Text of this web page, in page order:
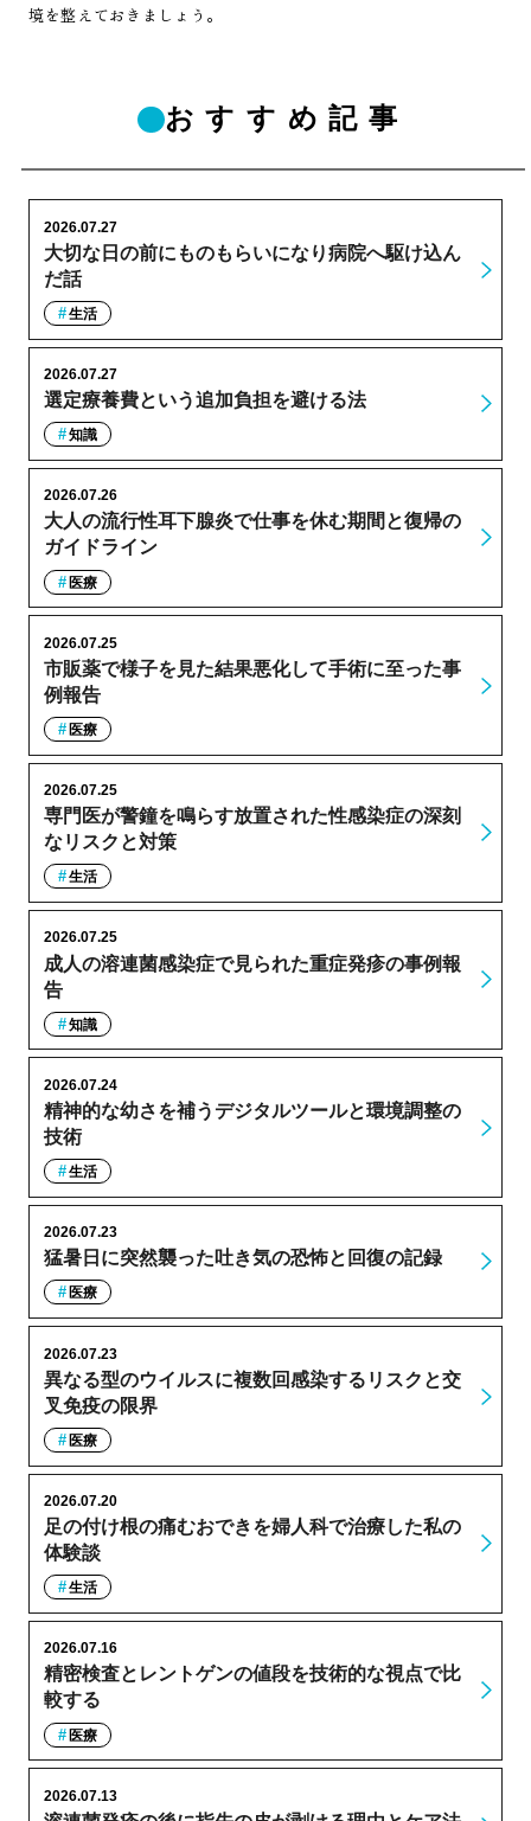
境を整えておきましょう。
おすすめ記事
大切な日の前にものもらいになり病院へ駆け込ん
だ話
2026.07.27
生活
選定療養費という追加負担を避ける法
2026.07.27
知識
大人の流行性耳下腺炎で仕事を休む期間と復帰の
ガイドライン
2026.07.26
医療
市販薬で様子を見た結果悪化して手術に至った事
例報告
2026.07.25
医療
専門医が警鐘を鳴らす放置された性感染症の深刻
なリスクと対策
2026.07.25
生活
成人の溶連菌感染症で見られた重症発疹の事例報
告
2026.07.25
知識
精神的な幼さを補うデジタルツールと環境調整の
技術
2026.07.24
生活
猛暑日に突然襲った吐き気の恐怖と回復の記録
2026.07.23
医療
異なる型のウイルスに複数回感染するリスクと交
叉免疫の限界
2026.07.23
医療
足の付け根の痛むおできを婦人科で治療した私の
体験談
2026.07.20
生活
精密検査とレントゲンの値段を技術的な視点で比
較する
2026.07.16
医療
2026.07.13